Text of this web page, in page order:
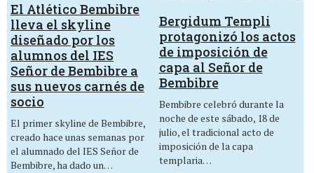
El Atlético Bembibre
lleva el skyline
diseñado por los
alumnos del IES
Señor de Bembibre a
sus nuevos carnés de
socio
El primer skyline de Bembibre,
creado hace unas semanas por
el alumnado del IES Señor de
Bembibre, ha dado un…
Bergidum Templi
protagonizó los actos
de imposición de
capa al Señor de
Bembibre
Bembibre celebró durante la
noche de este sábado, 18 de
julio, el tradicional acto de
imposición de la capa
templaria…